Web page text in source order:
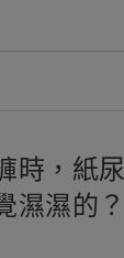
時，紙
濕濕的？